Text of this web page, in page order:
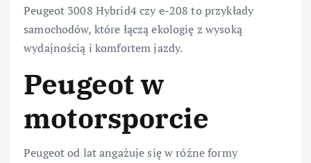
Peugeot 3008 Hybrid4 czy e-208 to przykłady
samochodów, które łączą ekologię z wysoką
wydajnością i komfortem jazdy.
Peugeot w
motorsporcie
Peugeot od lat angażuje się w różne formy